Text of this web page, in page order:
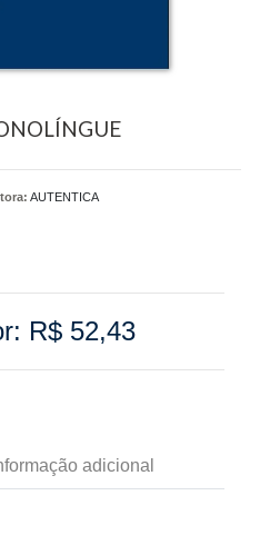
AUTENTICA
R$ 52,43
adicional